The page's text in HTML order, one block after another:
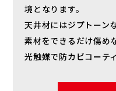
境となります。
天井材にはジプトーン
素材をできるだけ傷め
光触媒で防カビコーテ